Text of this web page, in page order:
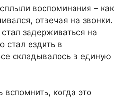
воспоминания – как
отвечая на звонки.
задерживаться на
стал ездить в
складывалось в единую
вспомнить, когда это